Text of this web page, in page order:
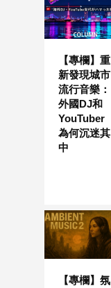
【專欄】重
新發現城市
流行音樂：
外國DJ和
YouTuber
為何沉迷其
中
【專欄】氛